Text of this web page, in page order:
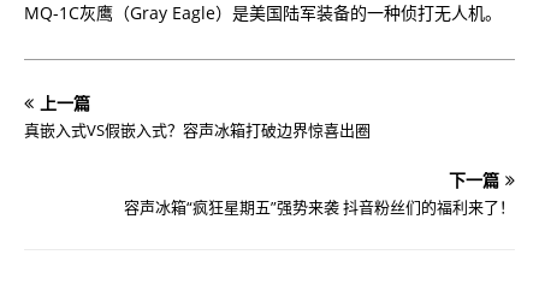
MQ-1C灰鹰（Gray Eagle）是美国陆军装备的一种侦打无人机。
上一篇
真嵌入式VS假嵌入式？容声冰箱打破边界惊喜出圈
下一篇
容声冰箱“疯狂星期五”强势来袭 抖音粉丝们的福利来了！